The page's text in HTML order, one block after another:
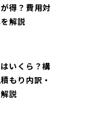
得？費用対
解説
いくら？構
もり内訳・
説